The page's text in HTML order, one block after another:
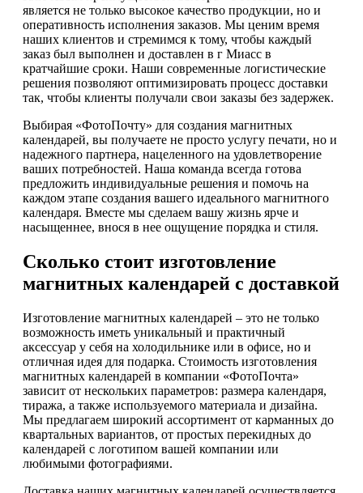
является не только высокое качество продукции, но и
оперативность исполнения заказов. Мы ценим время
наших клиентов и стремимся к тому, чтобы каждый
заказ был выполнен и доставлен в г Миасс в
кратчайшие сроки. Наши современные логистические
решения позволяют оптимизировать процесс доставки
так, чтобы клиенты получали свои заказы без задержек.
Выбирая «ФотоПочту» для создания магнитных
календарей, вы получаете не просто услугу печати, но и
надежного партнера, нацеленного на удовлетворение
ваших потребностей. Наша команда всегда готова
предложить индивидуальные решения и помочь на
каждом этапе создания вашего идеального магнитного
календаря. Вместе мы сделаем вашу жизнь ярче и
насыщеннее, внося в нее ощущение порядка и стиля.
Сколько стоит изготовление
магнитных календарей с доставкой
Изготовление магнитных календарей – это не только
возможность иметь уникальный и практичный
аксессуар у себя на холодильнике или в офисе, но и
отличная идея для подарка. Стоимость изготовления
магнитных календарей в компании «ФотоПочта»
зависит от нескольких параметров: размера календаря,
тиража, а также используемого материала и дизайна.
Мы предлагаем широкий ассортимент от карманных до
квартальных вариантов, от простых перекидных до
календарей с логотипом вашей компании или
любимыми фотографиями.